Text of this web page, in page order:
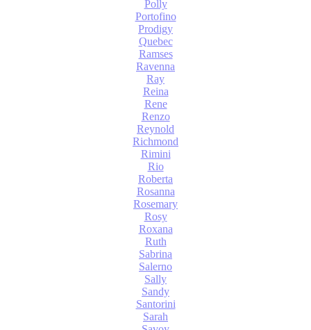
Polly
Portofino
Prodigy
Quebec
Ramses
Ravenna
Ray
Reina
Rene
Renzo
Reynold
Richmond
Rimini
Rio
Roberta
Rosanna
Rosemary
Rosy
Roxana
Ruth
Sabrina
Salerno
Sally
Sandy
Santorini
Sarah